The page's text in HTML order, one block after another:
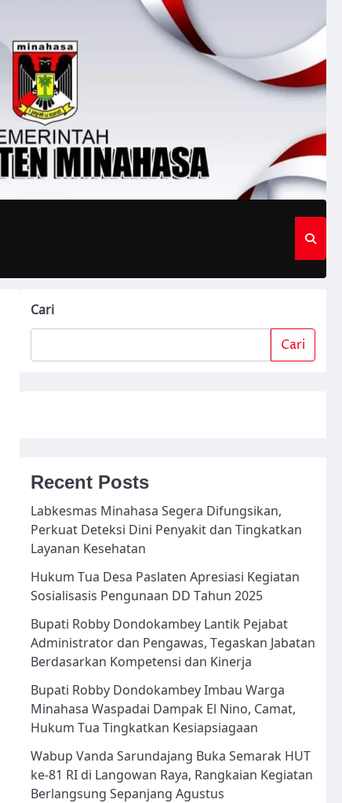
Cari
Cari
Recent Posts
Labkesmas Minahasa Segera Difungsikan,
Perkuat Deteksi Dini Penyakit dan Tingkatkan
Layanan Kesehatan
Hukum Tua Desa Paslaten Apresiasi Kegiatan
Sosialisasis Pengunaan DD Tahun 2025
Bupati Robby Dondokambey Lantik Pejabat
Administrator dan Pengawas, Tegaskan Jabatan
Berdasarkan Kompetensi dan Kinerja
Bupati Robby Dondokambey Imbau Warga
Minahasa Waspadai Dampak El Nino, Camat,
Hukum Tua Tingkatkan Kesiapsiagaan
Wabup Vanda Sarundajang Buka Semarak HUT
ke-81 RI di Langowan Raya, Rangkaian Kegiatan
Berlangsung Sepanjang Agustus